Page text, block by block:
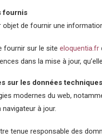
fournis
objet de fournir une
fournir sur le site eloquentia.fr
dans la mise à jour,
sur les données techniques
modernes du web,
à jour.
tenue responsable des